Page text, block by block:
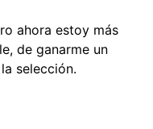
ahora estoy más
de ganarme un
selección.